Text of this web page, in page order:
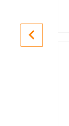
keyboard_arrow_left